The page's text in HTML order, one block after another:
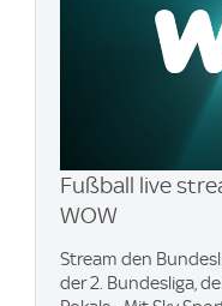
Fußball live
WOW
Stream den
der 2. Bundesliga,